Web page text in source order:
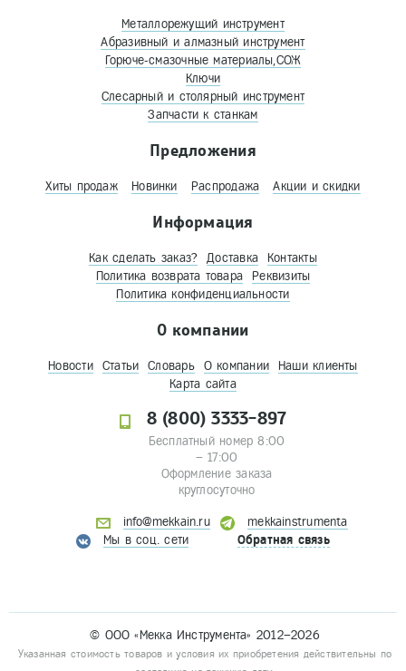
Металлорежущий инструмент
Абразивный и алмазный инструмент
Горюче-смазочные материалы,СОЖ
Ключи
Слесарный и столярный инструмент
Запчасти к станкам
Предложения
Хиты продаж Новинки Распродажа Акции и скидки
Информация
Как сделать заказ? Доставка
Контакты
Политика возврата товара
Реквизиты
Политика конфиденциальности
О компании
Новости Статьи Словарь О компании
Наши клиенты
Карта сайта
8 (800) 3333-897
Бесплатный номер 8:00
– 17:00
Оформление заказа
круглосуточно
info@mekkain.ru
mekkainstrumenta
Мы в соц. сети
Обратная связь
© ООО «Мекка Инструмента» 2012–2026
Указанная стоимость товаров и условия их приобретения действительны по